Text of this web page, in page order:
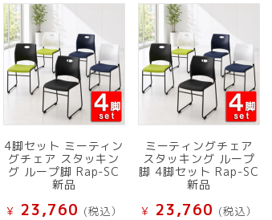
4脚セット ミーティン
グチェア スタッキン
グ ループ脚 Rap-SC
新品
¥ 23,760 (税込）
ミーティングチェア
スタッキング ループ
脚 4脚セット Rap-SC
新品
¥ 23,760 (税込）